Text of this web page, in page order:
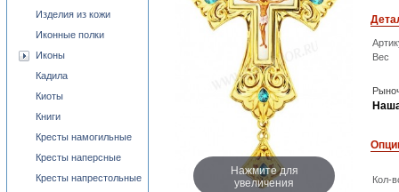
Нажмите для
увеличения
Вес
Кол-
Изделия из кожи
Иконные полки
Иконы
Кадила
Киоты
Книги
Кресты намогильные
Кресты наперсные
Кресты напрестольные